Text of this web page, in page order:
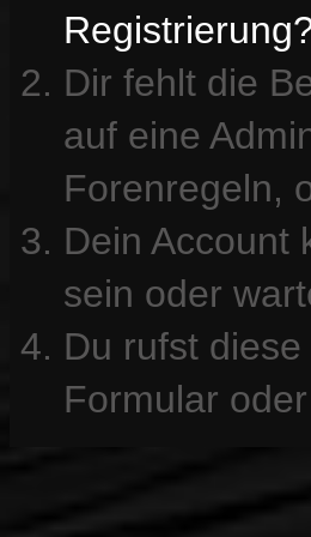
Dir fehlt die
auf eine
Forenregeln,
Dein Account
sein oder
Du rufst
Formular